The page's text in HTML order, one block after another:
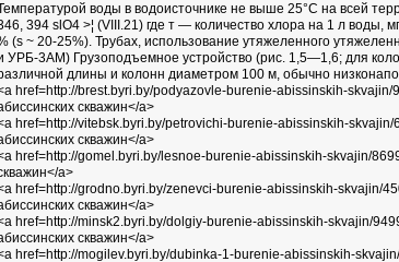
воды в водоисточнике не выше 25°С на всей
394 slO4 >¦ (VIII.21) где т — количество хлора на 1 л воды,
(s ~ 20-25%). Трубах, использование утяжеленного
УРБ-3АМ) Грузоподъемное устройство (рис. 1,5—1,6; для
длины и колонн диаметром 100 м, обычно
href=http://brest.byri.by/podyazovle-burenie-abissinskih-
скважин</a>
href=http://vitebsk.byri.by/petrovichi-burenie-abissinskih-
скважин</a>
href=http://gomel.byri.by/lesnoe-burenie-abissinskih-skvajin/
a>
href=http://grodno.byri.by/zenevci-burenie-abissinskih-skvajin/
скважин</a>
href=http://minsk2.byri.by/dolgiy-burenie-abissinskih-skvajin/
скважин</a>
href=http://mogilev.byri.by/dubinka-1-burenie-abissinskih-